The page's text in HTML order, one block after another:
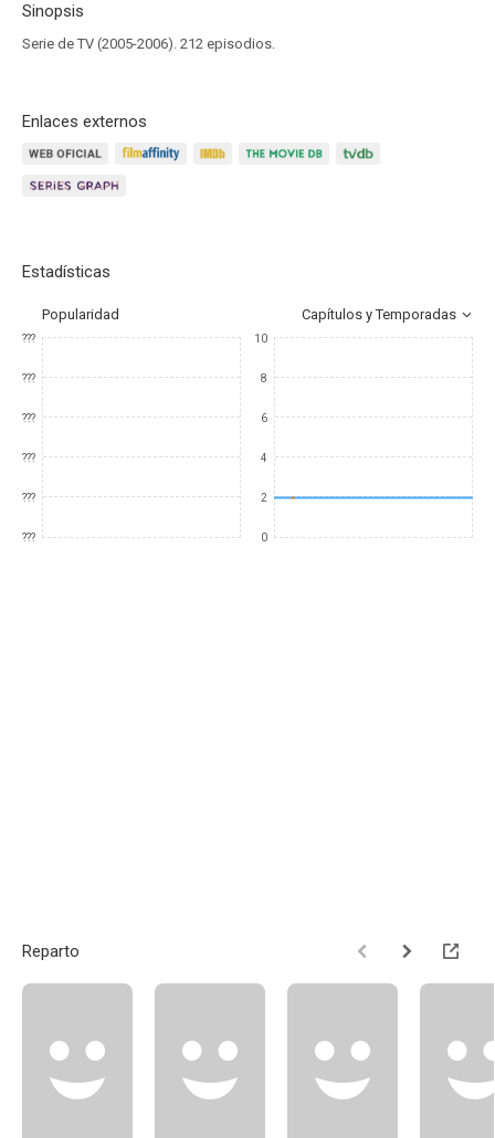
Sinopsis
Serie de TV (2005-2006). 212 episodios.
Enlaces externos
Estadísticas
Popularidad Capítulos y Temporadas
???
???
???
???
???
???
10
8
6
4
2
0
Reparto